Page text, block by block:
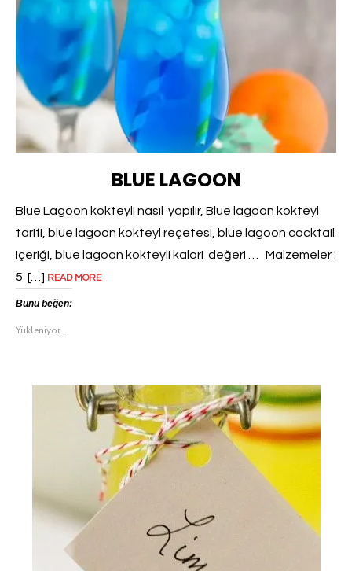
BLUE LAGOON
Blue Lagoon kokteyli nasıl yapılır, Blue lagoon kokteyl
tarifi, blue lagoon kokteyl reçetesi, blue lagoon cocktail
içeriği, blue lagoon kokteyli kalori değeri … Malzemeler :
5 […] READ MORE
Bunu beğen:
Yükleniyor...